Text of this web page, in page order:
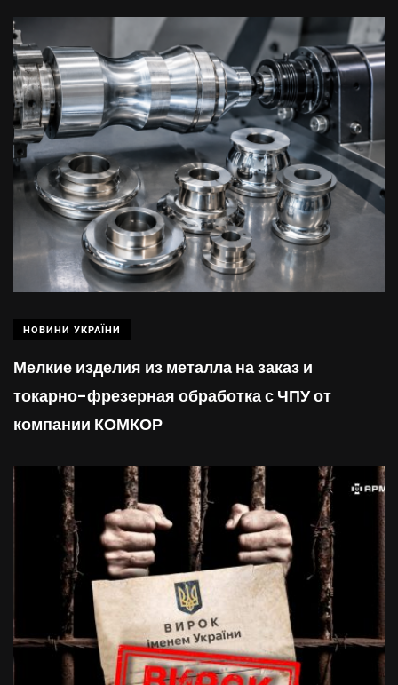
НОВИНИ УКРАЇНИ
Мелкие изделия из металла на заказ и
токарно-фрезерная обработка с ЧПУ от
компании КОМКОР